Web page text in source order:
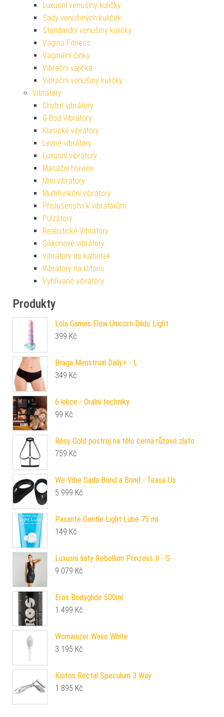
Luxusní venušiny kuličky
Sady venušiných kuliček
Standardní venušiny kuličky
Vagina Fitness
Vaginální činky
Vibrační vajíčka
Vibrační venušiny kuličky
Vibrátory
Chytré vibrátory
G-Bod Vibrátory
Klasické vibrátory
Levné vibrátory
Luxusní vibrátory
Masážní hlavice
Mini vibrátory
Multifunkční vibrátory
Příslušenství k vibrátorům
Pulzátory
Realistické Vibrátory
Silikonové vibrátory
Vibrátory do kalhotek
Vibrátory na klitoris
Vyhřívané vibrátory
Produkty
Lola Games Flow Unicorn Dildo Light
399 Kč
Braga Menstrual Daily+ - L
349 Kč
6.lekce - Orální techniky
99 Kč
Rosy Gold postroj na tělo černá růžové zlato
759 Kč
We-Vibe Sada Bond a Bond - Tease Us
5 999 Kč
Pasante Gentle Light Lube 75 ml
149 Kč
Luxusní šaty Rebellion Prinzess II - S
9 079 Kč
Eros Bodyglide 500ml
1 499 Kč
Womanizer Wave White
3 195 Kč
Kiotos Rectal Speculum 3 Way
1 895 Kč